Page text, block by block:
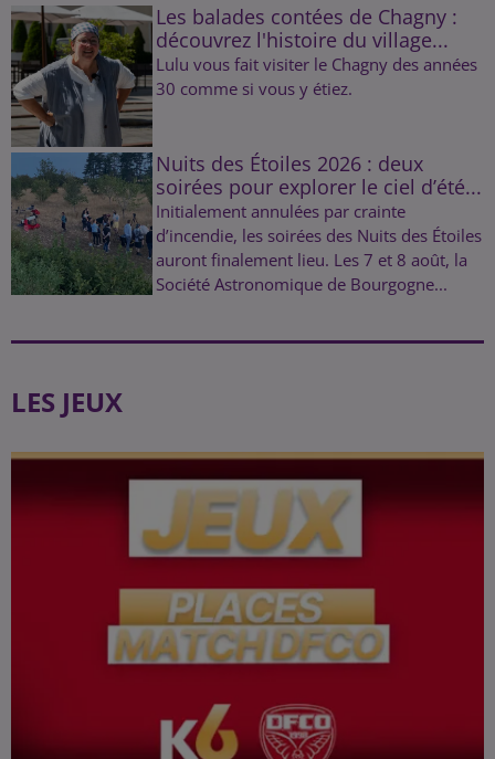
Les balades contées de Chagny :
découvrez l'histoire du village...
Lulu vous fait visiter le Chagny des années
30 comme si vous y étiez.
Nuits des Étoiles 2026 : deux
soirées pour explorer le ciel d’été...
Initialement annulées par crainte
d’incendie, les soirées des Nuits des Étoiles
auront finalement lieu. Les 7 et 8 août, la
Société Astronomique de Bourgogne...
LES JEUX